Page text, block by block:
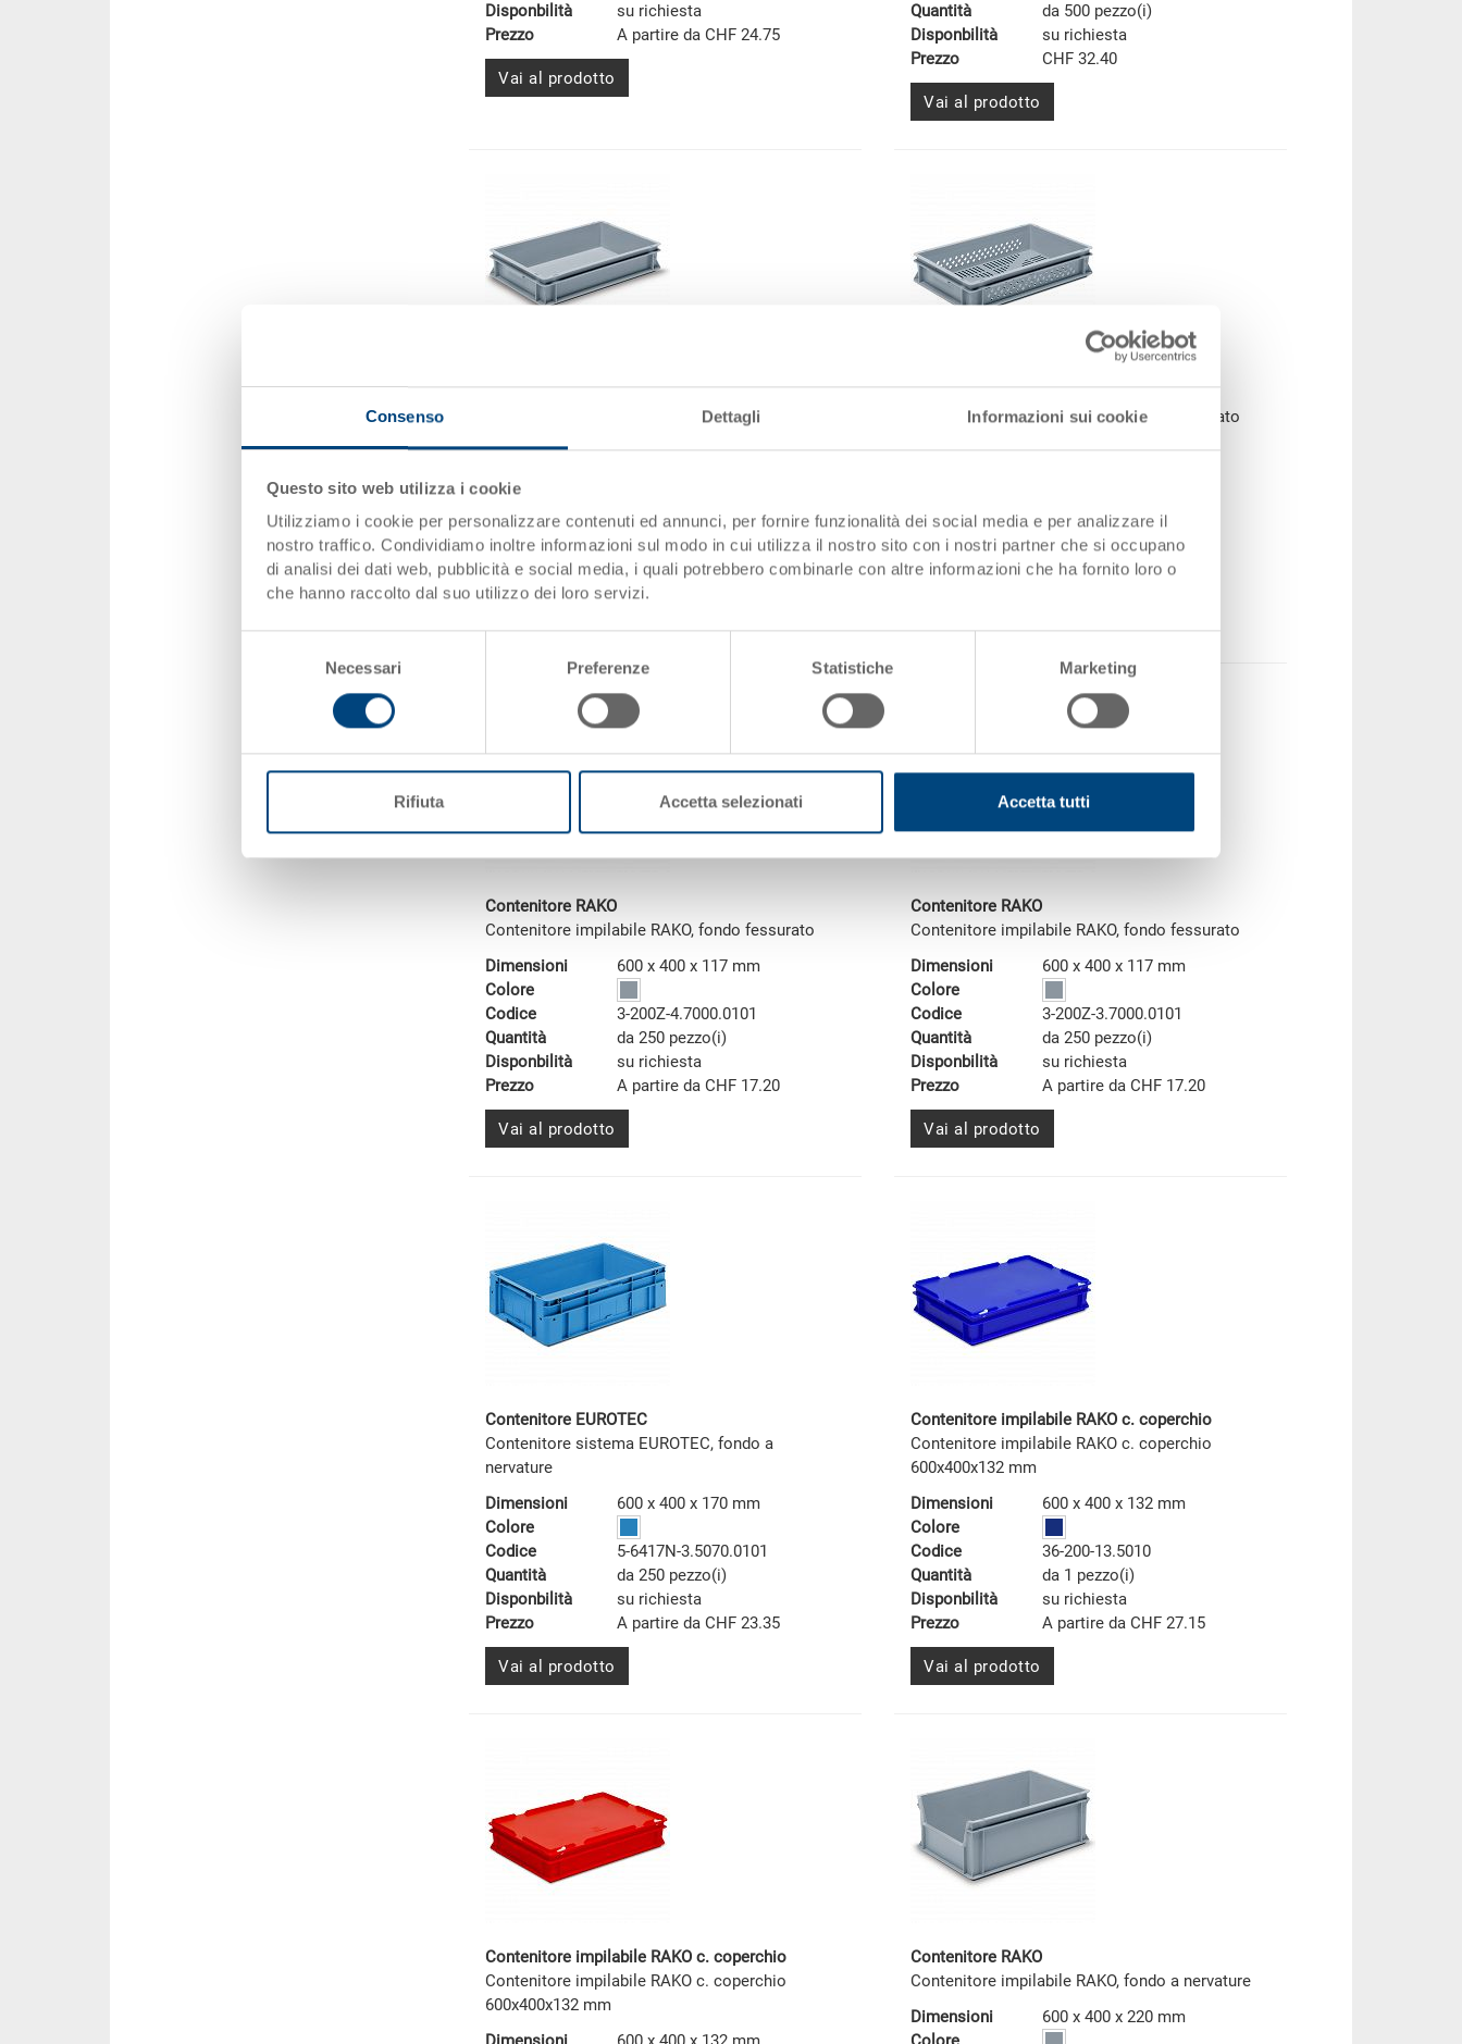
Consenso Dettagli Informazioni sui cookie
Questo sito web utilizza i cookie
Utilizziamo i cookie per personalizzare contenuti ed annunci, per fornire funzionalità dei social media e per analizzare il
nostro traffico. Condividiamo inoltre informazioni sul modo in cui utilizza il nostro sito con i nostri partner che si occupano
di analisi dei dati web, pubblicità e social media, i quali potrebbero combinarle con altre informazioni che ha fornito loro o
che hanno raccolto dal suo utilizzo dei loro servizi.
Necessari Preferenze Statistiche Marketing
Rifiuta Accetta selezionati Accetta tutti
Disponbilità
su richiesta
Prezzo
A partire da CHF 24.75
Vai al prodotto
Quantità
da 500 pezzo(i)
Disponbilità
su richiesta
Prezzo
CHF 32.40
Vai al prodotto
Contenitore RAKO
Contenitore impilabile RAKO, fondo a nervature
Dimensioni
600 x 400 x 117 mm
Codice
Quantità
da 500 pezzo(i)
Disponbilità
su richiesta
Prezzo
CHF 26.45
Contenitore RAKO
Contenitore impilabile RAKO, fondo fessurato
Dimensioni
600 x 400 x 117 mm
Quantità
da 250 pezzo(i)
Disponbilità
su richiesta
Prezzo
A partire da CHF 17.20
Contenitore RAKO
Contenitore impilabile RAKO, fondo fessurato
Dimensioni
600 x 400 x 117 mm
Colore
Codice
3-200Z-4.7000.0101
Quantità
da 250 pezzo(i)
Disponbilità
su richiesta
Prezzo
A partire da CHF 17.20
Vai al prodotto
Contenitore RAKO
Contenitore impilabile RAKO, fondo fessurato
Dimensioni
600 x 400 x 117 mm
Colore
Codice
3-200Z-3.7000.0101
Quantità
da 250 pezzo(i)
Disponbilità
su richiesta
Prezzo
A partire da CHF 17.20
Vai al prodotto
Contenitore EUROTEC
Contenitore sistema EUROTEC, fondo a
nervature
Dimensioni
600 x 400 x 170 mm
Colore
Codice
5-6417N-3.5070.0101
Quantità
da 250 pezzo(i)
Disponbilità
su richiesta
Prezzo
A partire da CHF 23.35
Vai al prodotto
Contenitore impilabile RAKO c. coperchio
Contenitore impilabile RAKO c. coperchio
600x400x132 mm
Dimensioni
600 x 400 x 132 mm
Colore
Codice
36-200-13.5010
Quantità
da 1 pezzo(i)
Disponbilità
su richiesta
Prezzo
A partire da CHF 27.15
Vai al prodotto
Contenitore impilabile RAKO c. coperchio
Contenitore impilabile RAKO c. coperchio
600x400x132 mm
Contenitore RAKO
Contenitore impilabile RAKO, fondo a nervature
Dimensioni
600 x 400 x 220 mm